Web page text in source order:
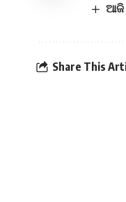
ଆଜି
Share This